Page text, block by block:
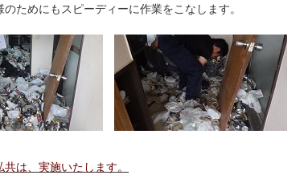
ためにもスピーディーに作業をこなします。
は、実施いたします。